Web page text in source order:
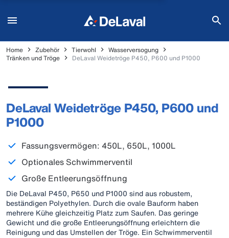
Home Zubehör Tierwohl
Wasserversogung
Tränken und Tröge
DeLaval Weidetröge P450, P600 und P1000
DeLaval Weidetröge P450, P600 und
P1000
Fassungsvermögen: 450L, 650L, 1000L
Optionales Schwimmerventil
Große Entleerungsöffnung
Die DeLaval P450, P650 und P1000 sind aus robustem,
beständigen Polyethylen. Durch die ovale Bauform haben
mehrere Kühe gleichzeitig Platz zum Saufen. Das geringe
Gewicht und die große Entleerungsöffnung erleichtern die
Reinigung und das Umstellen der Tröge. Ein Schwimmerventil